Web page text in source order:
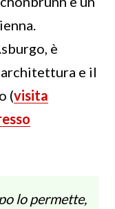
è
architettura e il
(visita
lo permette,